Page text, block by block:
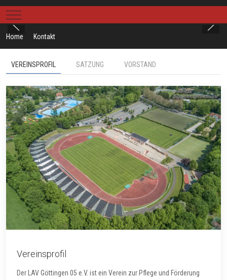
Mobile Menu Toggle
Home Kontakt
VEREINSPROFIL SATZUNG VORSTAND
Vereinsprofil
Der LAV Göttingen 05 e.V. ist ein Verein zur Pflege und Förderung